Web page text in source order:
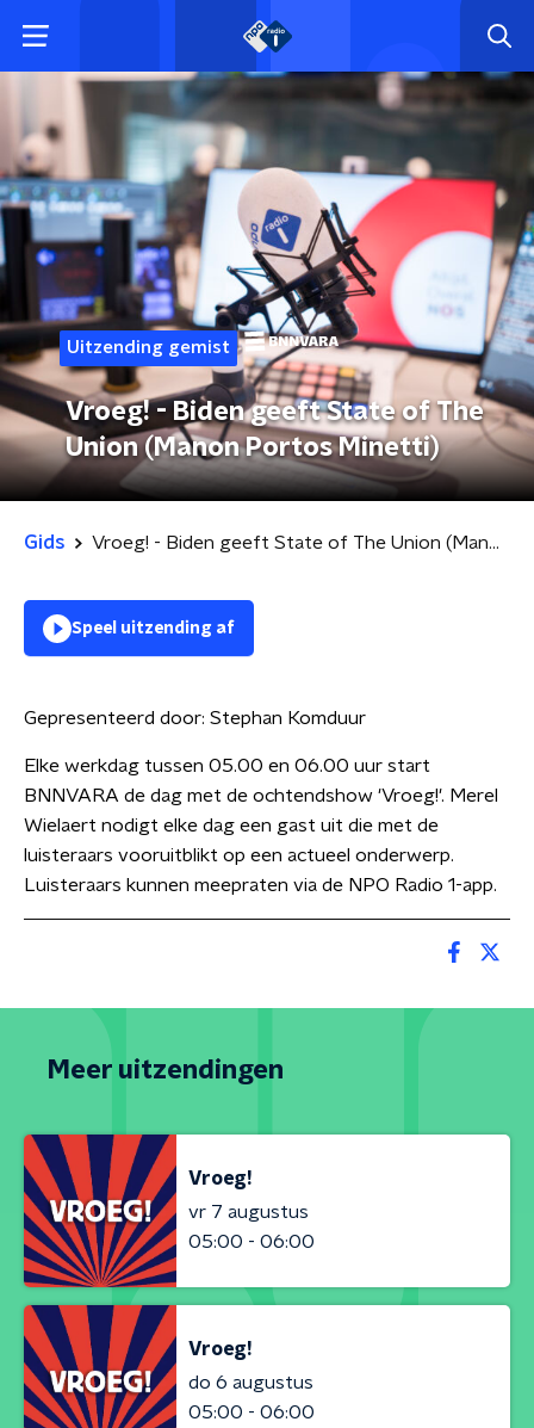
Uitzending gemist
Vroeg! - Biden geeft State of The
Union (Manon Portos Minetti)
Gids Vroeg! - Biden geeft State of The Union (Manon Portos Minetti)
Speel uitzending af
Gepresenteerd door: Stephan Komduur
Elke werkdag tussen 05.00 en 06.00 uur start
BNNVARA de dag met de ochtendshow 'Vroeg!'. Merel
Wielaert nodigt elke dag een gast uit die met de
luisteraars vooruitblikt op een actueel onderwerp.
Luisteraars kunnen meepraten via de NPO Radio 1-app.
Meer uitzendingen
Vroeg!
vr 7 augustus
05:00 - 06:00
Vroeg!
do 6 augustus
05:00 - 06:00